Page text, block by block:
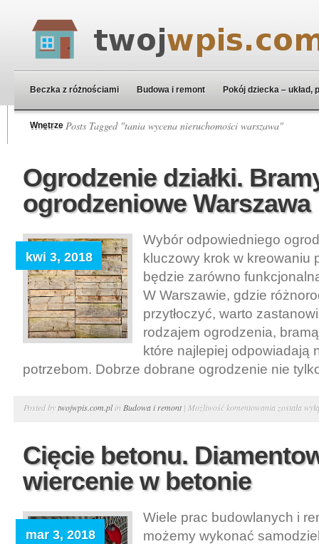
Beczka z różnościami Budowa i remont Pokój dziecka – układ,
Wnętrze
Home» Posts Tagged "tania wycena nieruchomości warszawa"
Ogrodzenie działki.
ogrodzeniowe Warszawa
kwi 3, 2018
Wybór odpowiedniego
kluczowy krok w kreowaniu
będzie zarówno
W Warszawie, gdzie
przytłoczyć, warto
rodzajem ogrodzenia,
które najlepiej odpowiadają
potrzebom. Dobrze dobrane ogrodzenie nie
Posted bytwojwpis.com.plin Budowa i remont| Możliwość komentowania Ogrodzenie
i
została
Cięcie betonu.
wiercenie w betonie
mar 3, 2018
Wiele prac budowlanych i
możemy wykonać